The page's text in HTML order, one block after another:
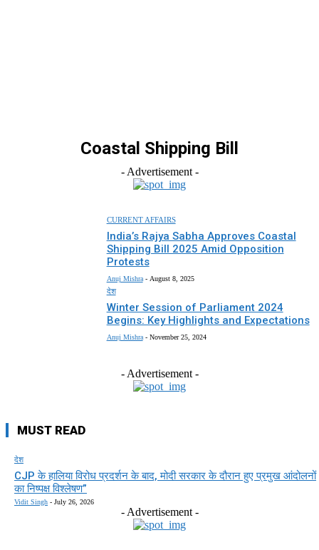
Coastal Shipping Bill
- Advertisement -
CURRENT AFFAIRS
India’s Rajya Sabha Approves Coastal
Shipping Bill 2025 Amid Opposition
Protests
Anuj Mishra - August 8, 2025
देश
Winter Session of Parliament 2024
Begins: Key Highlights and Expectations
Anuj Mishra - November 25, 2024
- Advertisement -
MUST READ
देश
CJP के हालिया विरोध प्रदर्शन के बाद, मोदी सरकार के दौरान हुए प्रमुख आंदोलनों
का निष्पक्ष विश्लेषण”
Vidit Singh - July 26, 2026
- Advertisement -